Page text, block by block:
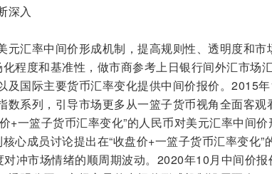
深入
元汇率中间价形成机制，提高规则性、透明度和
程度和基准性，做市商参考上日银行间外汇市场
及国际主要货币汇率变化提供中间价报价。2015
数系列，引导市场更多从一篮子货币视角全面客观
+一篮子货币汇率变化”的人民币对美元汇率中间
心成员讨论提出在“收盘价+一篮子货币汇率变化”
对冲市场情绪的顺周期波动。2020年10月中间价